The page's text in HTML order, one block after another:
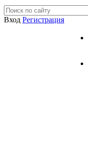
Вход Регистрация